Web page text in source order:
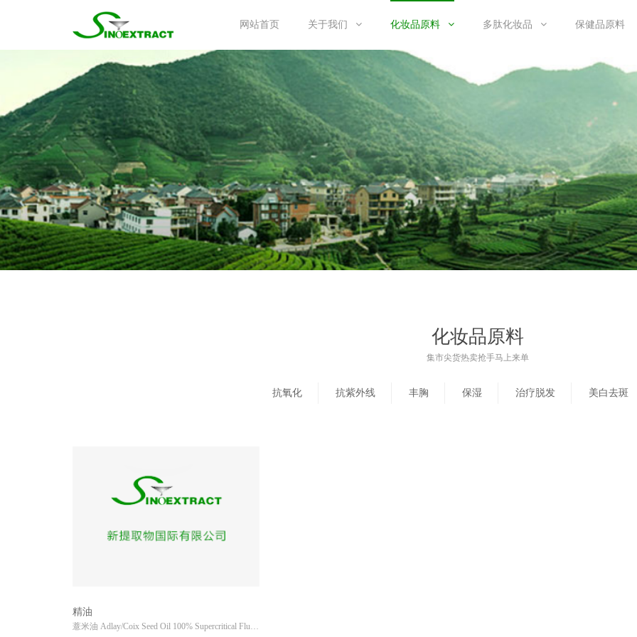
网站首页 关于我们 化妆品原料 多肽化妆品 保健品原料
化妆品原料
集市尖货热卖抢手马上来单
抗氧化 抗紫外线 丰胸 保湿 治疗脱发 美白去斑
精油
薏米油 Adlay/Coix Seed Oil 100% Supercritical Fluid Extrac...